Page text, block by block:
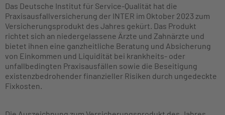
Das Deutsche Institut für Service-Qualität hat die
Praxisausfallversicherung der INTER im Oktober 2023 zum
Versicherungsprodukt des Jahres gekürt. Das Produkt
richtet sich an niedergelassene Ärzte und Zahnärzte und
bietet ihnen eine ganzheitliche Beratung und Absicherung
von Einkommen und Liquidität bei krankheits- oder
unfallbedingten Praxisausfällen sowie die Beseitigung
existenzbedrohender finanzieller Risiken durch ungedeckte
Fixkosten.